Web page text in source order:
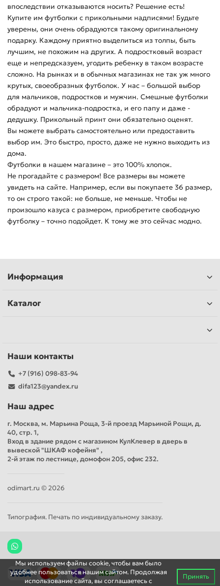
впоследствии отказываются носить? Решение есть!
Купите им футболки с прикольными надписями! Будьте
уверены, они очень обрадуются такому оригинальному
подарку. Каждому приятно выделиться из толпы, быть
лучшим, не похожим на других. А подростковый возраст
еще и непредсказуем, угодить ребенку в таком возрасте
сложно. На рынках и в обычных магазинах не так уж много
крутых, своеобразных футболок. У нас – большой выбор
для мальчиков, подростков и мужчин. Смешные футболки
обрадуют и мальчика-подростка, и его папу и даже -
дедушку. Прикольный принт они обязательно оценят.
Вы можете выбрать самостоятельно или предоставить
выбор им. Это быстро, просто, даже не нужно выходить из
дома.
Футболки в нашем магазине – это 100% хлопок.
Не прогадайте с размером! Все размеры вы можете
увидеть на сайте. Например, если вы покупаете 36 размер,
то он строго такой: не больше, не меньше. Чтобы не
произошло казуса с размером, приобретите свободную
футболку – точно подойдет. К тому же это сейчас модно.
Информация
Каталог
Наши контакты
+7 (916) 098-83-94
difa123@yandex.ru
Наш адрес
г. Москва, м. Марьина Роща, 3-й проезд Марьиной Рощи, д.
40, стр. 1,
Вход в здание рядом с магазином КулКлевер в дверь в
вывеской "ШКАФ кофейня" ,
2-й этаж по лестнице, домофон 205, офис 232.
odimart.ru © 2026
Типография. Печать по индивидуальному заказу.
Мы используем файлы cookie, чтобы вам было
удобнее пользоваться нашим сайтом. Продолжая
использование сайта, вы соглашаетесь c
Принять